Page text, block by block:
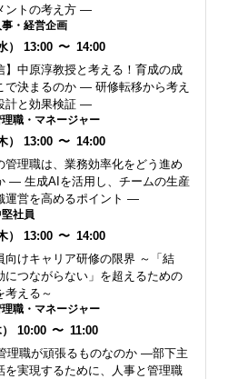
ントの考え方 ―
事・経営企画
） 13:00 〜 14:00
】中原淳教授と考える！育成の成
で決まるのか ― 研修転移から考え
計と効果検証 ―
職・マネージャー
） 13:00 〜 14:00
管理職は、業務効率化をどう進め
― 生成AIを活用し、チームの生産
運営を高めるポイント ―
社員
） 13:00 〜 14:00
向けキャリア研修の限界 ～「結
につながらない」を超えるための
考える～
職・マネージャー
10:00 〜 11:00
理職が頑張るものなのか ―部下主
を実現するために、人事と管理職